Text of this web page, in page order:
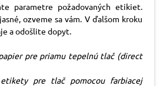
parametre požadovaných etikiet.
ozveme sa vám. V ďalšom kroku
a odošlite dopyt.
pre priamu tepelnú tlač (direct
etikety pre tlač pomocou farbiacej